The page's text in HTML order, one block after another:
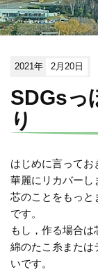
2021年 2月20日
SDGsっ
り
はじめに言ってお
華麗にリカバーし
芯のことをもっと
です。
もし，作る場合は
綿のたこ糸または
いです。